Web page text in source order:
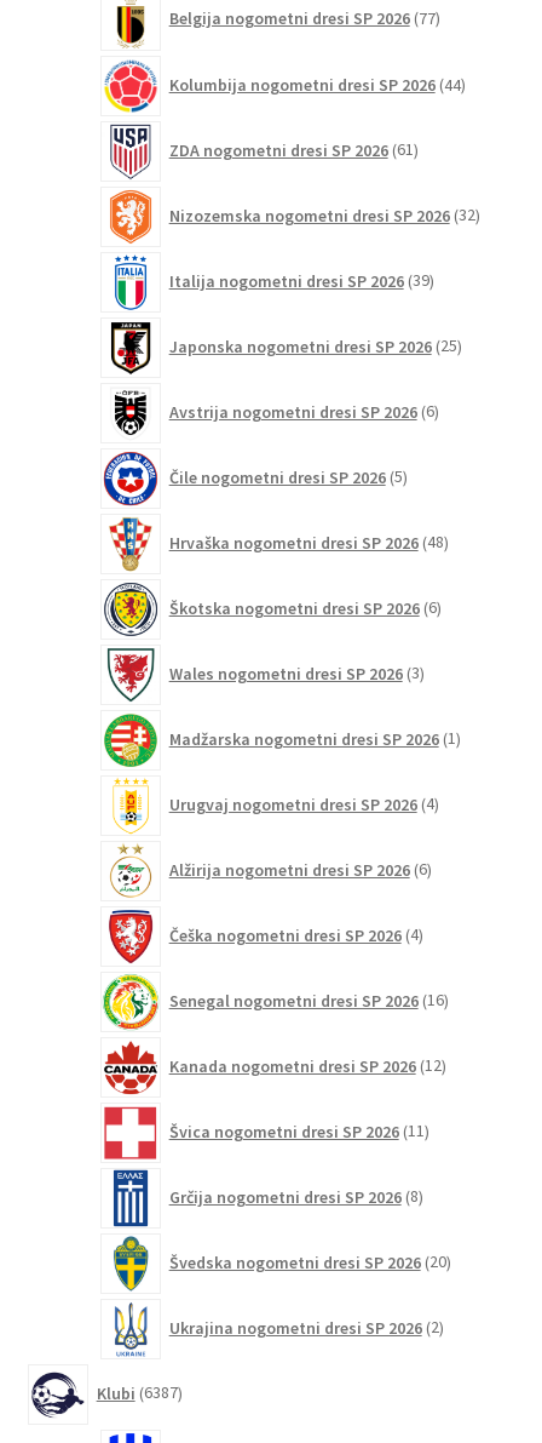
Belgija nogometni dresi SP 2026 77izdelkov
Kolumbija nogometni dresi SP 2026 44izdelkov
ZDA nogometni dresi SP 2026 61izdelkov
Nizozemska nogometni dresi SP 2026 32izdelkov
Italija nogometni dresi SP 2026 39izdelkov
Japonska nogometni dresi SP 2026 25izdelkov
Avstrija nogometni dresi SP 2026 6izdelkov
Čile nogometni dresi SP 2026 5izdelkov
Hrvaška nogometni dresi SP 2026 48izdelkov
Škotska nogometni dresi SP 2026 6izdelkov
Wales nogometni dresi SP 2026 3izdelki
Madžarska nogometni dresi SP 2026 1izdelek
Urugvaj nogometni dresi SP 2026 4izdelki
Alžirija nogometni dresi SP 2026 6izdelkov
Češka nogometni dresi SP 2026 4izdelki
Senegal nogometni dresi SP 2026 16izdelkov
Kanada nogometni dresi SP 2026 12izdelkov
Švica nogometni dresi SP 2026 11izdelkov
Grčija nogometni dresi SP 2026 8izdelkov
Švedska nogometni dresi SP 2026 20izdelkov
Ukrajina nogometni dresi SP 2026 2izdelka
Klubi 6387izdelkov